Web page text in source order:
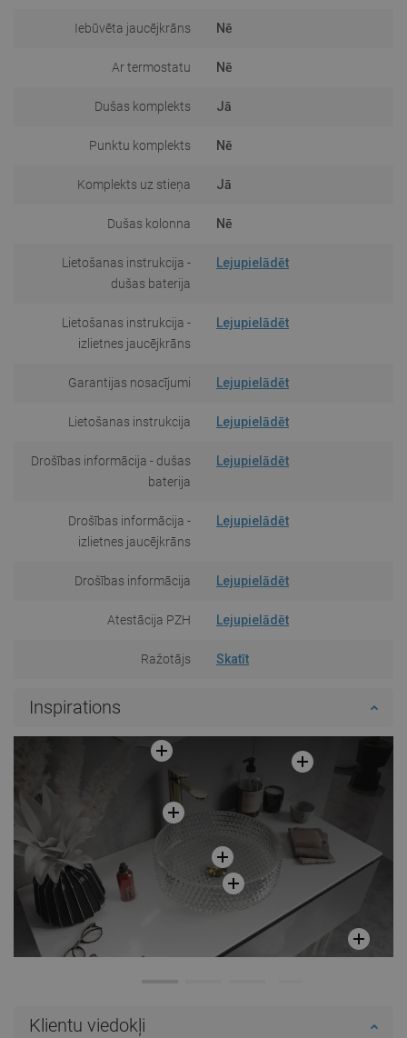
Iebūvēta jaucējkrāns Nē
Ar termostatu Nē
Dušas komplekts Jā
Punktu komplekts Nē
Komplekts uz stieņa Jā
Dušas kolonna Nē
Lietošanas instrukcija -
dušas baterija
Lejupielādēt
Lietošanas instrukcija -
izlietnes jaucējkrāns
Lejupielādēt
Garantijas nosacījumi Lejupielādēt
Lietošanas instrukcija Lejupielādēt
Drošības informācija - dušas
baterija
Lejupielādēt
Drošības informācija -
izlietnes jaucējkrāns
Lejupielādēt
Drošības informācija Lejupielādēt
Atestācija PZH Lejupielādēt
Ražotājs Skatīt
Inspirations
Klientu viedokļi